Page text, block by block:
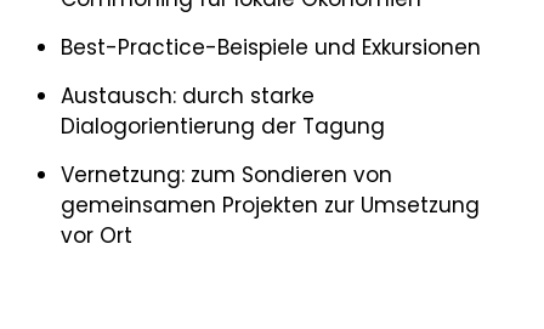
Best-Practice-Beispiele und Exkursionen
Austausch: durch starke
Dialogorientierung der Tagung
Vernetzung: zum Sondieren von
gemeinsamen Projekten zur Umsetzung
vor Ort